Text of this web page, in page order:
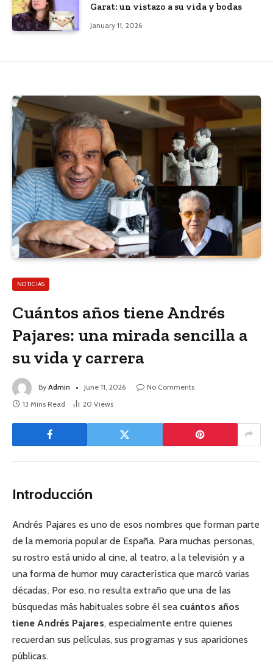
Garat: un vistazo a su vida y bodas
January 11, 2026
NOTICIAS
Cuántos años tiene Andrés
Pajares: una mirada sencilla a
su vida y carrera
By Admin June 11, 2026
No Comments
13 Mins Read
20 Views
Introducción
Andrés Pajares es uno de esos nombres que forman parte
de la memoria popular de España. Para muchas personas,
su rostro está unido al cine, al teatro, a la televisión y a
una forma de humor muy característica que marcó varias
décadas. Por eso, no resulta extraño que una de las
búsquedas más habituales sobre él sea cuántos años
tiene Andrés Pajares, especialmente entre quienes
recuerdan sus películas, sus programas y sus apariciones
públicas.